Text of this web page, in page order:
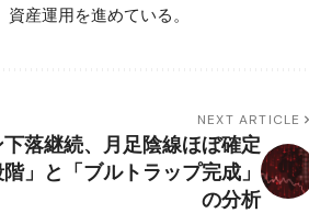
産運用を進めている。
NEXT ARTICLE
落継続、月足陰線ほぼ確定
」と「ブルトラップ完成」
の分析